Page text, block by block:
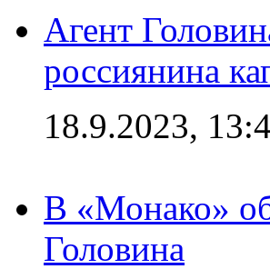
Агент
россиянина
18.9.2023,
В «Монако»
Головина